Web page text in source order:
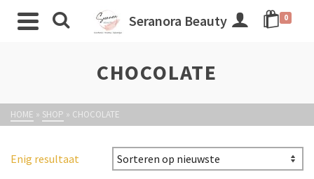
Seranora Beauty 0
CHOCOLATE
HOME » SHOP » CHOCOLATE
Enig resultaat